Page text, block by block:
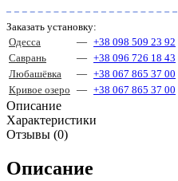
Заказать установку:
Одесса
— +38 098 509 23 92
Саврань
— +38 096 726 18 43
Любашёвка
— +38 067 865 37 00
Кривое озеро — +38 067 865 37 00
Описание
Характеристики
Отзывы (0)
Описание